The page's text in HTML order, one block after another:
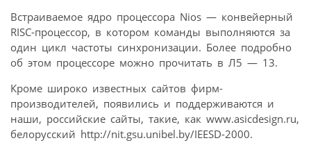
Встраиваемое ядро процессора Nios — конвейерный
RISC-процессор, в котором команды выполняются за
один цикл частоты синхронизации. Более подробно
об этом процессоре можно прочитать в Л5 — 13.
Кроме широко известных сайтов фирм-
производителей, появились и поддерживаются и
наши, российские сайты, такие, как www.asicdesign.ru,
белорусский http://nit.gsu.unibel.by/IEESD-2000.